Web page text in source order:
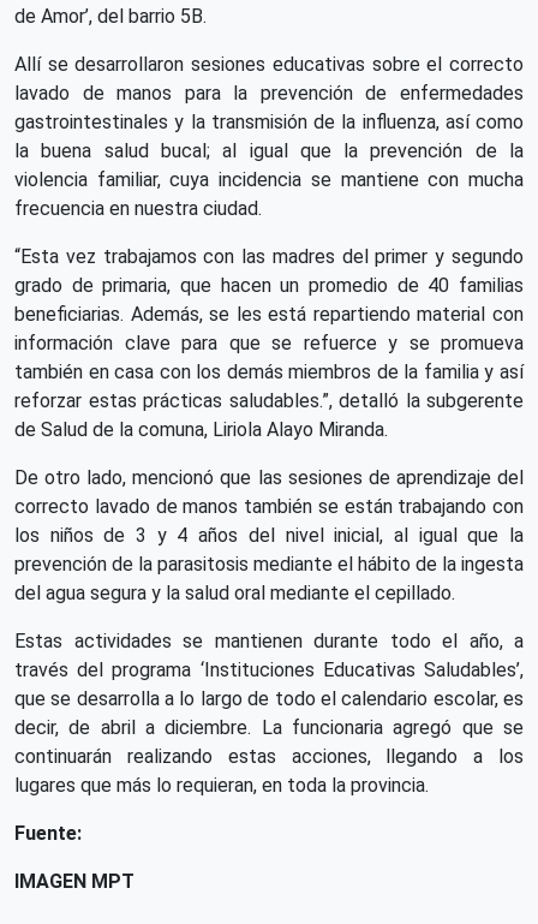
de Amor’, del barrio 5B.
Allí se desarrollaron sesiones educativas sobre el correcto
lavado de manos para la prevención de enfermedades
gastrointestinales y la transmisión de la influenza, así como
la buena salud bucal; al igual que la prevención de la
violencia familiar, cuya incidencia se mantiene con mucha
frecuencia en nuestra ciudad.
“Esta vez trabajamos con las madres del primer y segundo
grado de primaria, que hacen un promedio de 40 familias
beneficiarias. Además, se les está repartiendo material con
información clave para que se refuerce y se promueva
también en casa con los demás miembros de la familia y así
reforzar estas prácticas saludables.”, detalló la subgerente
de Salud de la comuna, Liriola Alayo Miranda.
De otro lado, mencionó que las sesiones de aprendizaje del
correcto lavado de manos también se están trabajando con
los niños de 3 y 4 años del nivel inicial, al igual que la
prevención de la parasitosis mediante el hábito de la ingesta
del agua segura y la salud oral mediante el cepillado.
Estas actividades se mantienen durante todo el año, a
través del programa ‘Instituciones Educativas Saludables’,
que se desarrolla a lo largo de todo el calendario escolar, es
decir, de abril a diciembre. La funcionaria agregó que se
continuarán realizando estas acciones, llegando a los
lugares que más lo requieran, en toda la provincia.
Fuente:
IMAGEN MPT